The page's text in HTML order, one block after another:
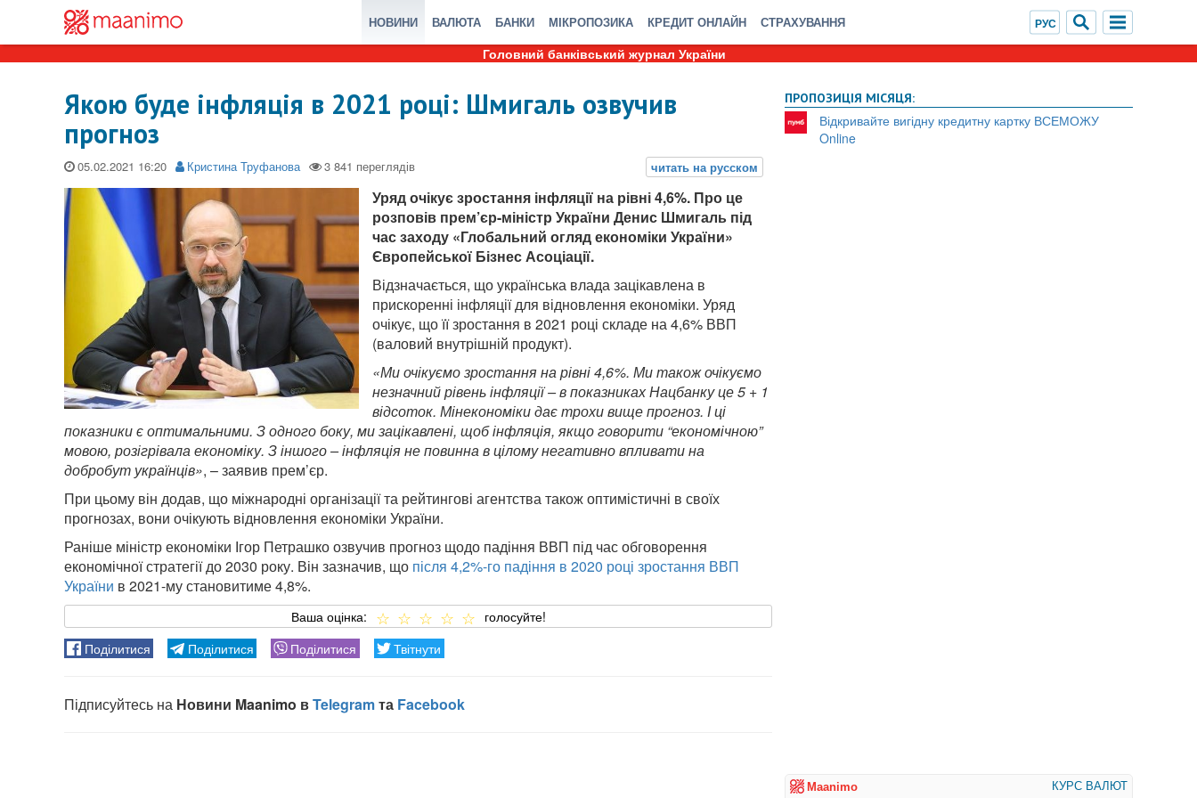
НОВИНИ ВАЛЮТА БАНКИ МІКРОПОЗИКА КРЕДИТ ОНЛАЙН СТРАХУВАННЯ
Головний банківський журнал України
Якою буде інфляція в 2021 році: Шмигаль озвучив
прогноз
05.02.2021 Кристина Труфанова
Уряд очікує зростання інфляції на рівні 4,6%. Про це
розповів прем’єр-міністр України Денис Шмигаль під
час заходу «Глобальний огляд економіки України»
Європейської Бізнес Асоціації.
Відзначається, що українська влада зацікавлена ​​в
прискоренні інфляції для відновлення економіки. Уряд
очікує, що її зростання в 2021 році складе на 4,6% ВВП
(валовий внутрішній продукт).
«Ми очікуємо зростання на рівні 4,6%. Ми також очікуємо
незначний рівень інфляції – в показниках Нацбанку це 5 + 1
відсоток. Мінекономіки дає трохи вище прогноз. І ці
показники є оптимальними. З одного боку, ми зацікавлені, щоб інфляція, якщо говорити “економічною”
мовою, розігрівала економіку. З іншого – інфляція не повинна в цілому негативно впливати на
добробут українців», – заявив прем’єр.
При цьому він додав, що міжнародні організації та рейтингові агентства також оптимістичні в своїх
прогнозах, вони очікують відновлення економіки України.
Раніше міністр економіки Ігор Петрашко озвучив прогноз щодо падіння ВВП під час обговорення
економічної стратегії до 2030 року. Він зазначив, що після 4,2%-го падіння в 2020 році зростання ВВП
України в 2021-му становитиме 4,8%.
ПРОПОЗИЦІЯ МІСЯЦЯ:
Відкривайте вигідну кредитну картку ВСЕМОЖУ
Online